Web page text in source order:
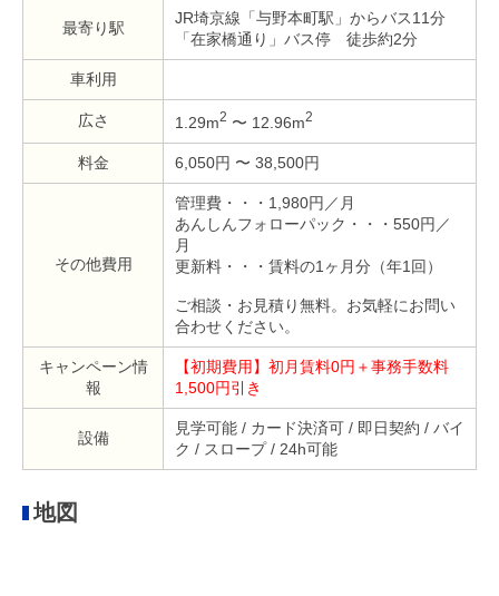
最寄り駅
JR埼京線「与野本町駅」からバス11分
「在家橋通り」バス停 徒歩約2分
車利用
広さ 1.29m2 〜 12.96m2
料金 6,050円 〜 38,500円
その他費用
管理費・・・1,980円／月
あんしんフォローパック・・・550円／
月
更新料・・・賃料の1ヶ月分（年1回）
ご相談・お見積り無料。お気軽にお問い
合わせください。
キャンペーン情
報
【初期費用】初月賃料0円＋事務手数料
1,500円引き
設備
見学可能 / カード決済可 / 即日契約 / バイ
ク / スロープ / 24h可能
地図